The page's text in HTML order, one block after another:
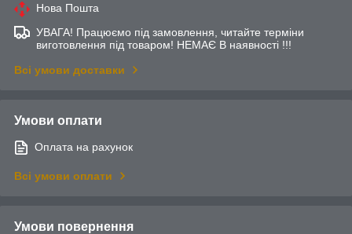
Нова Пошта
УВАГА! Працюємо під замовлення, читайте терміни
виготовлення під товаром! НЕМАЄ В наявності !!!
Всі умови доставки
Умови оплати
Оплата на рахунок
Всі умови оплати
Умови повернення